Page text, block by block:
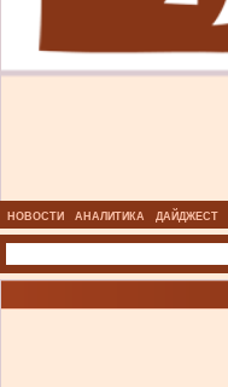
НОВОСТИ АНАЛИТИКА ДАЙДЖЕСТ